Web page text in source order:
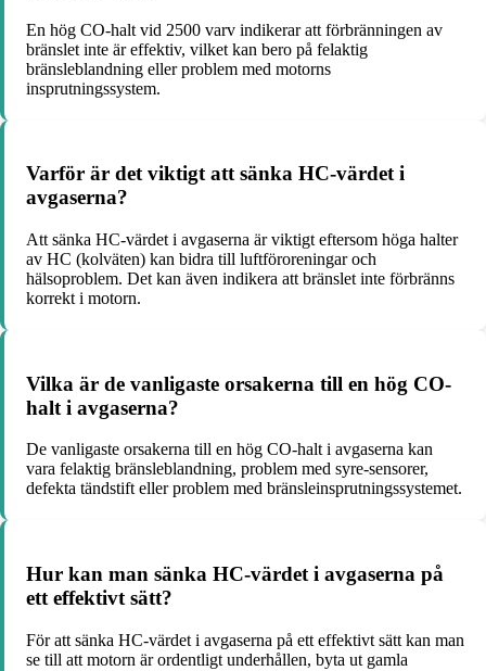
En hög CO-halt vid 2500 varv indikerar att förbränningen av
bränslet inte är effektiv, vilket kan bero på felaktig
bränsleblandning eller problem med motorns
insprutningssystem.
Varför är det viktigt att sänka HC-värdet i
avgaserna?
Att sänka HC-värdet i avgaserna är viktigt eftersom höga halter
av HC (kolväten) kan bidra till luftföroreningar och
hälsoproblem. Det kan även indikera att bränslet inte förbränns
korrekt i motorn.
Vilka är de vanligaste orsakerna till en hög CO-
halt i avgaserna?
De vanligaste orsakerna till en hög CO-halt i avgaserna kan
vara felaktig bränsleblandning, problem med syre-sensorer,
defekta tändstift eller problem med bränsleinsprutningssystemet.
Hur kan man sänka HC-värdet i avgaserna på
ett effektivt sätt?
För att sänka HC-värdet i avgaserna på ett effektivt sätt kan man
se till att motorn är ordentligt underhållen, byta ut gamla